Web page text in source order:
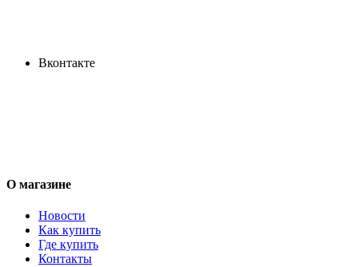
Вконтакте
О магазине
Новости
Как купить
Где купить
Контакты